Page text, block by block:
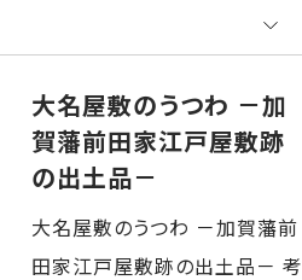
大名屋敷のうつわ －加
賀藩前田家江戸屋敷跡
の出土品－
大名屋敷のうつわ －加賀藩前田家江戸屋敷跡の出土品－ 考古展示室